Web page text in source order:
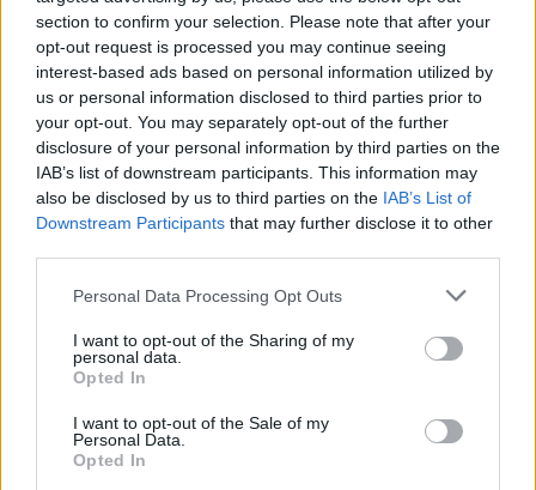
section to confirm your selection. Please note that after your
opt-out request is processed you may continue seeing
interest-based ads based on personal information utilized by
us or personal information disclosed to third parties prior to
your opt-out. You may separately opt-out of the further
disclosure of your personal information by third parties on the
IAB’s list of downstream participants. This information may
also be disclosed by us to third parties on the IAB’s List of
Downstream Participants that may further disclose it to other
Please note that this website/app uses one or more Google
not limited to your visit or usage behaviour. You may click to
grant or deny consent to Google and its third-party tags to
use your data for below specified purposes in below Google
consent section.
Personal Data Processing Opt Outs
I want to opt-out of the Sharing of my
personal data.
Opted In
I want to opt-out of the Sale of my
Personal Data.
Opted In
Σε όλη του τη ζωή, υποστήριξε την κοινωνική
δικαιοσύνη. Ίδρυσε σχολεία, ορφανοτροφεία και
φιλανθρωπικά ιδρύματα και επικεντρώθηκε στα
παιδιά των κρατουμένων, καθώς πίστευε στη
δύναμη της εκπαίδευσης.
ΔΙΑΦΗΜΙΣΗ